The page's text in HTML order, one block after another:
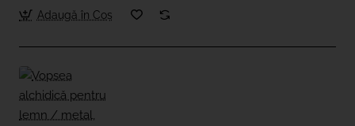
Adaugă în Coş